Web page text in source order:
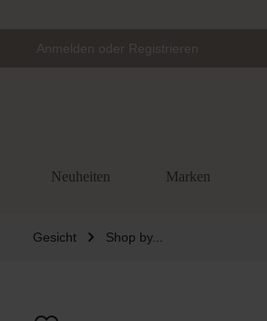
Anmelden oder Registrieren
Neuheiten Marken
Gesicht Shop by...